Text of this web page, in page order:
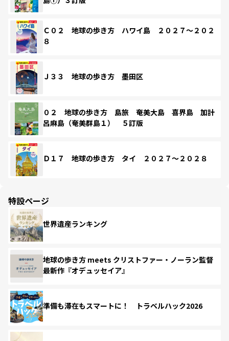
Ｃ０２ 地球の歩き方 ハワイ島 ２０２７～２０２
８
Ｊ３３ 地球の歩き方 墨田区
０２ 地球の歩き方 島旅 奄美大島 喜界島 加計
呂麻島（奄美群島１） ５訂版
Ｄ１７ 地球の歩き方 タイ ２０２７～２０２８
特設ページ
世界遺産ランキング
地球の歩き方 meets クリストファー・ノーラン監督
最新作『オデュッセイア』
準備も滞在もスマートに！ トラベルハック2026